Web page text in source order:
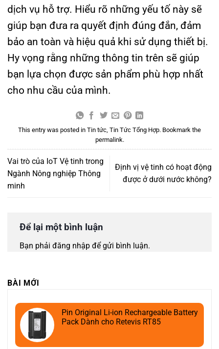
dịch vụ hỗ trợ. Hiểu rõ những yếu tố này sẽ
giúp bạn đưa ra quyết định đúng đắn, đảm
bảo an toàn và hiệu quả khi sử dụng thiết bị.
Hy vọng rằng những thông tin trên sẽ giúp
bạn lựa chọn được sản phẩm phù hợp nhất
cho nhu cầu của mình.
This entry was posted in Tin tức, Tin Tức Tổng Hợp. Bookmark the
permalink.
Vai trò của IoT Vệ tinh trong
Ngành Nông nghiệp Thông
minh
Định vị vệ tinh có hoạt động
được ở dưới nước không?
Để lại một bình luận
Bạn phải đăng nhập để gửi bình luận.
BÀI MỚI
Pin Original Li-ion Rechargeable Battery
Pack Dành cho Retevis RT85